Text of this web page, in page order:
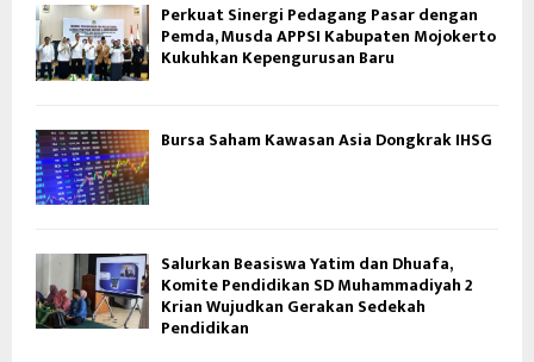
Perkuat Sinergi Pedagang Pasar dengan
Pemda, Musda APPSI Kabupaten Mojokerto
Kukuhkan Kepengurusan Baru
Bursa Saham Kawasan Asia Dongkrak IHSG
Salurkan Beasiswa Yatim dan Dhuafa,
Komite Pendidikan SD Muhammadiyah 2
Krian Wujudkan Gerakan Sedekah
Pendidikan